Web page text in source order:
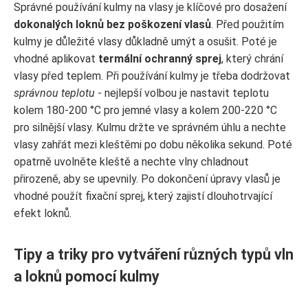
Správné používání kulmy na vlasy je klíčové pro dosažení
dokonalých loknů bez poškození vlasů. Před použitím
kulmy je důležité vlasy důkladně umýt a osušit. Poté je
vhodné aplikovat termální ochranný sprej, který chrání
vlasy před teplem. Při používání kulmy je třeba dodržovat
správnou teplotu - nejlepší volbou je nastavit teplotu
kolem 180-200 °C pro jemné vlasy a kolem 200-220 °C
pro silnější vlasy. Kulmu držte ve správném úhlu a nechte
vlasy zahřát mezi kleštěmi po dobu několika sekund. Poté
opatrně uvolněte kleště a nechte vlny chladnout
přirozeně, aby se upevnily. Po dokončení úpravy vlasů je
vhodné použít fixační sprej, který zajistí dlouhotrvající
efekt loknů.
Tipy a triky pro vytváření různých typů vln
a loknů pomocí kulmy